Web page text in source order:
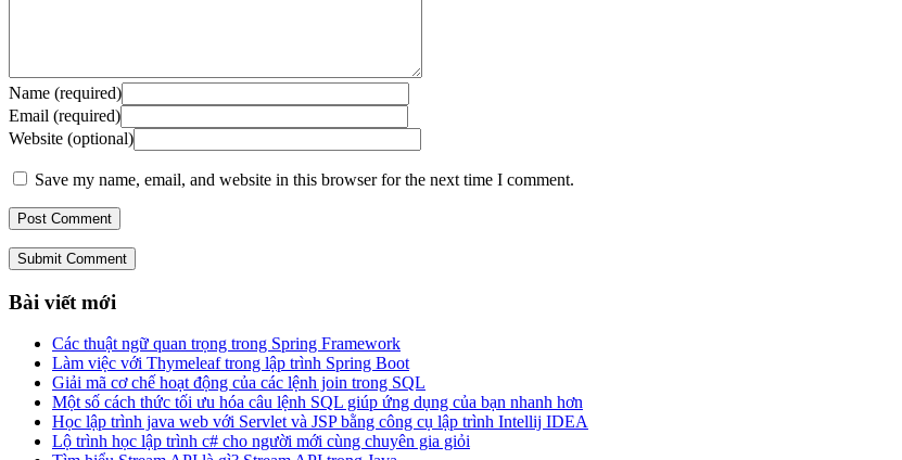
Name (required)
Email (required)
Website (optional)
Save my name, email, and website in this browser for the next time I comment.
Submit Comment
Bài viết mới
Các thuật ngữ quan trọng trong Spring Framework
Làm việc với Thymeleaf trong lập trình Spring Boot
Giải mã cơ chế hoạt động của các lệnh join trong SQL
Một số cách thức tối ưu hóa câu lệnh SQL giúp ứng dụng của bạn nhanh hơn
Học lập trình java web với Servlet và JSP bằng công cụ lập trình Intellij IDEA
Lộ trình học lập trình c# cho người mới cùng chuyên gia giỏi